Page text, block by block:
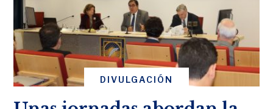
DIVULGACIÓN